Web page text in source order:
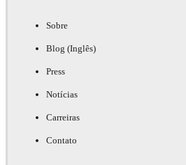
Sobre
Blog (Inglês)
Press
Notícias
Carreiras
Contato